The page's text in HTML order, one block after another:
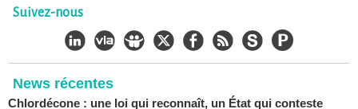
Suivez-nous
News récentes
CHLORDÉCONE Déclaration de Me Christophe
LÈGUEVAQUES (CLE), avocat de parties civiles, après la
décision de confirmation du non-lieu
-Christophe LEGUEVAQUES
Chlordécone : une loi qui reconnaît, un État qui conteste
02/06/2026 -Christophe LEGUEVAQUES